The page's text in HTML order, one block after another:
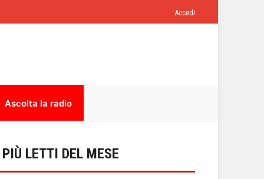
Accedi
Ascolta la radio
LETTI DEL MESE